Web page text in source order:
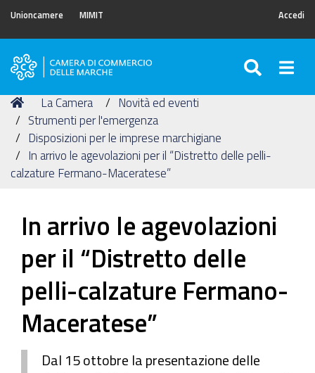
Unioncamere MIMIT Accedi
Camera
Commercio
delle
Marche
Tu
sei
qui:
Home
La Camera
Novità ed eventi
Strumenti per l'emergenza
Disposizioni per le imprese marchigiane
In arrivo le agevolazioni per il “Distretto delle pelli-
calzature Fermano-Maceratese”
In arrivo le agevolazioni
per il “Distretto delle
pelli-calzature Fermano-
Maceratese”
Dal 15 ottobre la presentazione delle